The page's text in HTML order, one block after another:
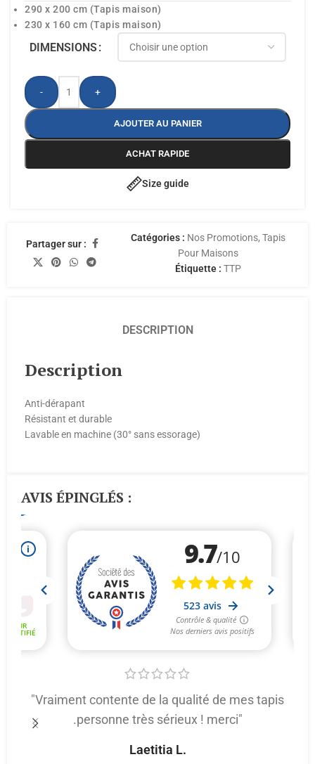
290 x 200 cm (Tapis maison)
230 x 160 cm (Tapis maison)
DIMENSIONS
- +
AJOUTER AU PANIER
ACHAT RAPIDE
Size guide
Partager sur :
Catégories : Nos Promotions, Tapis
Pour Maisons
Étiquette : TTP
DESCRIPTION
Description
Anti-dérapant
Résistant et durable
Lavable en machine (30° sans essorage)
AVIS ÉPINGLÉS :
"Vraiment contente de la qualité de mes tapis
.personne très sérieux ! merci"
Laetitia L.